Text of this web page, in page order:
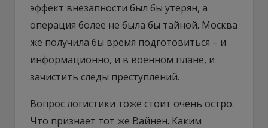
эффект внезапности был бы утерян, а
операция более не была бы тайной. Москва
же получила бы время подготовиться – и
информационно, и в военном плане, и
зачистить следы преступлений.
Вопрос логистики тоже стоит очень остро.
Что признает тот же Вайнен. Каким